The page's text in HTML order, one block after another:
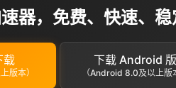
器，免费、快速、稳
载
版本）
下载 Android 版
（Android 8.0及以上版